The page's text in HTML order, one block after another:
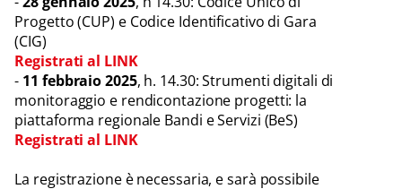
Progetto (CUP) e Codice Identificativo di Gara
(CIG)
Registrati al LINK
- 11 febbraio 2025, h. 14.30: Strumenti digitali di
monitoraggio e rendicontazione progetti: la
piattaforma regionale Bandi e Servizi (BeS)
Registrati al LINK
La registrazione è necessaria, e sarà possibile